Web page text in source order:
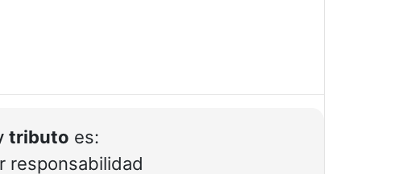
tributo es:
responsabilidad